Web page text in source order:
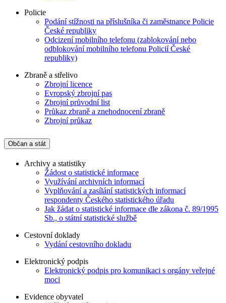
Policie
Podání stížnosti na příslušníka či zaměstnance Policie
České republiky
Odcizení mobilního telefonu (zablokování nebo
odblokování mobilního telefonu Policií České
republiky)
Zbraně a střelivo
Zbrojní licence
Evropský zbrojní pas
Zbrojní průvodní list
Průkaz zbraně a znehodnocení zbraně
Zbrojní průkaz
Občan a stát
Archivy a statistiky
Žádost o statistické informace
Využívání archivních informací
Vyplňování a zasílání statistických informací
respondenty Českého statistického úřadu
Jak žádat o statistické informace dle zákona č. 89/1995
Sb., o státní statistické službě
Cestovní doklady
Vydání cestovního dokladu
Elektronický podpis
Elektronický podpis pro komunikaci s orgány veřejné
moci
Evidence obyvatel